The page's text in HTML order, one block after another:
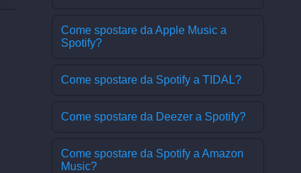
Come spostare da Apple Music a
Spotify?
Come spostare da Spotify a TIDAL?
Come spostare da Deezer a Spotify?
Come spostare da Spotify a Amazon
Music?